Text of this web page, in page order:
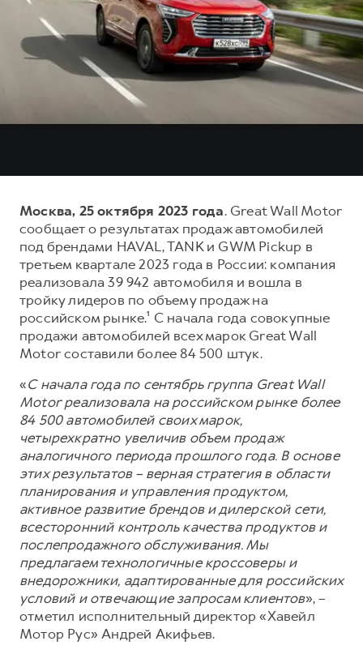
DARGO
от 3 499 000 ₽
от 2 899 000 ₽ от 3 599 000 ₽
POER
от 3 449 000 ₽
Тест-драйв
Трейд-ин
КРЕДИТ И СТРАХОВАНИЕ
КОРПОРАТИВНЫМ КЛИЕНТАМ
Для малого бизнеса
Корпоративным клиентам
Крупным корпоративным клиентам
Система управления автопарком GWM Fleet
Сервис для корпоративных клиентов
HAVAL Лизинг
АКСЕССУАРЫ HAVAL
Автомобильные аксессуары
Коллекция CITY
Коллекция Базовая
Коллекция Детская
СЕРВИСНОЕ ОБСЛУЖИВАНИЕ
Нулевое ТО
Программа «Помощь на дороге»
Регламенты технического обслуживания
ПОДДЕРЖКА
GWM Безопасность
Гарантия HAVAL
Мобильное приложение GWM
Программа «HAVAL Защита+»
Руководства по эксплуатации
Подписки
АКСЕССУАРЫ HAVAL
Автомобильные аксессуары
Коллекция CITY
Коллекция Базовая
Коллекция Детская
О дилере
Наша команда
Контакты
Москва, 25 октября 2023 года. Great Wall Motor
сообщает о результатах продаж автомобилей
под брендами HAVAL, TANK и GWM Pickup в
третьем квартале 2023 года в России: компания
реализовала 39 942 автомобиля и вошла в
тройку лидеров по объему продаж на
российском рынке.¹ С начала года совокупные
продажи автомобилей всех марок Great Wall
Motor составили более 84 500 штук.
«С начала года по сентябрь группа Great Wall
Motor реализовала на российском рынке более
84 500 автомобилей своих марок,
четырехкратно увеличив объем продаж
аналогичного периода прошлого года. В основе
этих результатов – верная стратегия в области
планирования и управления продуктом,
активное развитие брендов и дилерской сети,
всесторонний контроль качества продуктов и
послепродажного обслуживания. Мы
предлагаем технологичные кроссоверы и
внедорожники, адаптированные для российских
условий и отвечающие запросам клиентов», –
отметил исполнительный директор «Хавейл
Мотор Рус» Андрей Акифьев.